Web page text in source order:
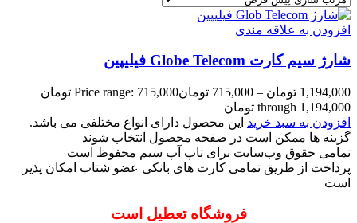
افزودن به علاقه مندی
شارژ سیم کارت Globe Telecom فیلیپین
1,194,000 تومان –
715,000 تومان
Price range: 715,000 تومان
through 1,194,000 تومان
افزودن به سبد خرید این محصول دارای انواع مختلفی می باشد.
گزینه ها ممکن است در صفحه محصول انتخاب شوند
تمامی حقوق وب‌سایت برای تاپ آپ سیم محفوظ است
پرداخت از طریق تمامی کارت های بانکی عضو شتاب امکان پذیر
است
فروشگاه تعطیل است